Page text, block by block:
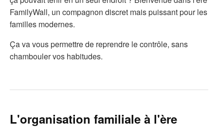
FamilyWall, un compagnon discret mais puissant pour les
familles modernes.
Ça va vous permettre de reprendre le contrôle, sans
chambouler vos habitudes.
L'organisation familiale à l'ère